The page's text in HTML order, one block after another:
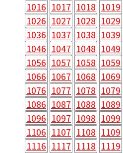
1016 1017 1018 1019
1026 1027 1028 1029
1036 1037 1038 1039
1046 1047 1048 1049
1056 1057 1058 1059
1066 1067 1068 1069
1076 1077 1078 1079
1086 1087 1088 1089
1096 1097 1098 1099
1106 1107 1108 1109
1116 1117 1118 1119